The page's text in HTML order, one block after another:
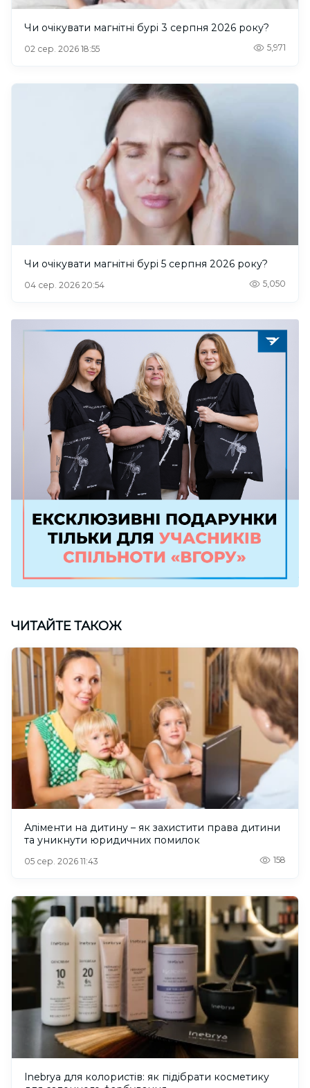
Чи очікувати магнітні бурі 3 серпня 2026 року?
02 сер. 2026 18:55 5,971
Чи очікувати магнітні бурі 5 серпня 2026 року?
04 сер. 2026 20:54 5,050
ЧИТАЙТЕ ТАКОЖ
Аліменти на дитину – як захистити права дитини
та уникнути юридичних помилок
05 сер. 2026 11:43 158
Inebrya для колористів: як підібрати косметику